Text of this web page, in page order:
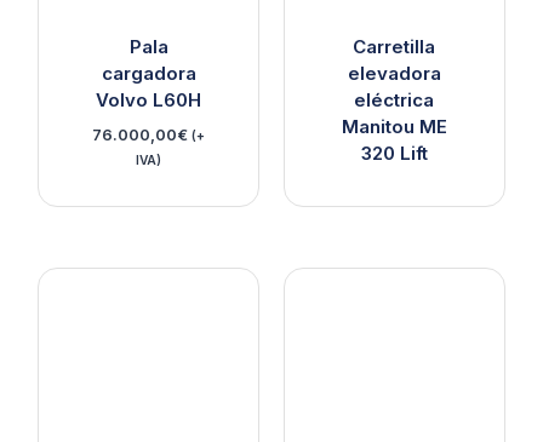
Pala
cargadora
Volvo L60H
76.000,00€ (+
IVA)
Carretilla
elevadora
eléctrica
Manitou ME
320 Lift